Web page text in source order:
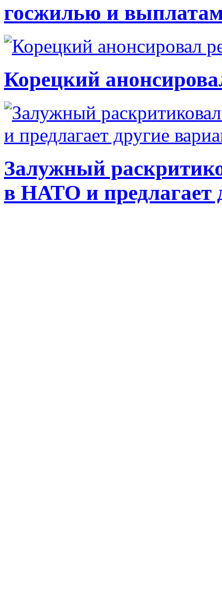
госжилью и
Корецкий
Залужный
в НАТО и предлагает